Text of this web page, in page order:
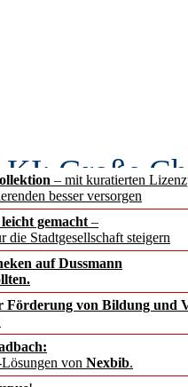
– mit kuratierten
besser versorgen
gemacht –
Stadtgesellschaft steigern
auf Dussmann
Förderung von Bildung und
von Nexbib.
Große
erstes
–